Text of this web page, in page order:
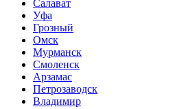
Салават
Уфа
Грозный
Омск
Мурманск
Смоленск
Арзамас
Петрозаводск
Владимир